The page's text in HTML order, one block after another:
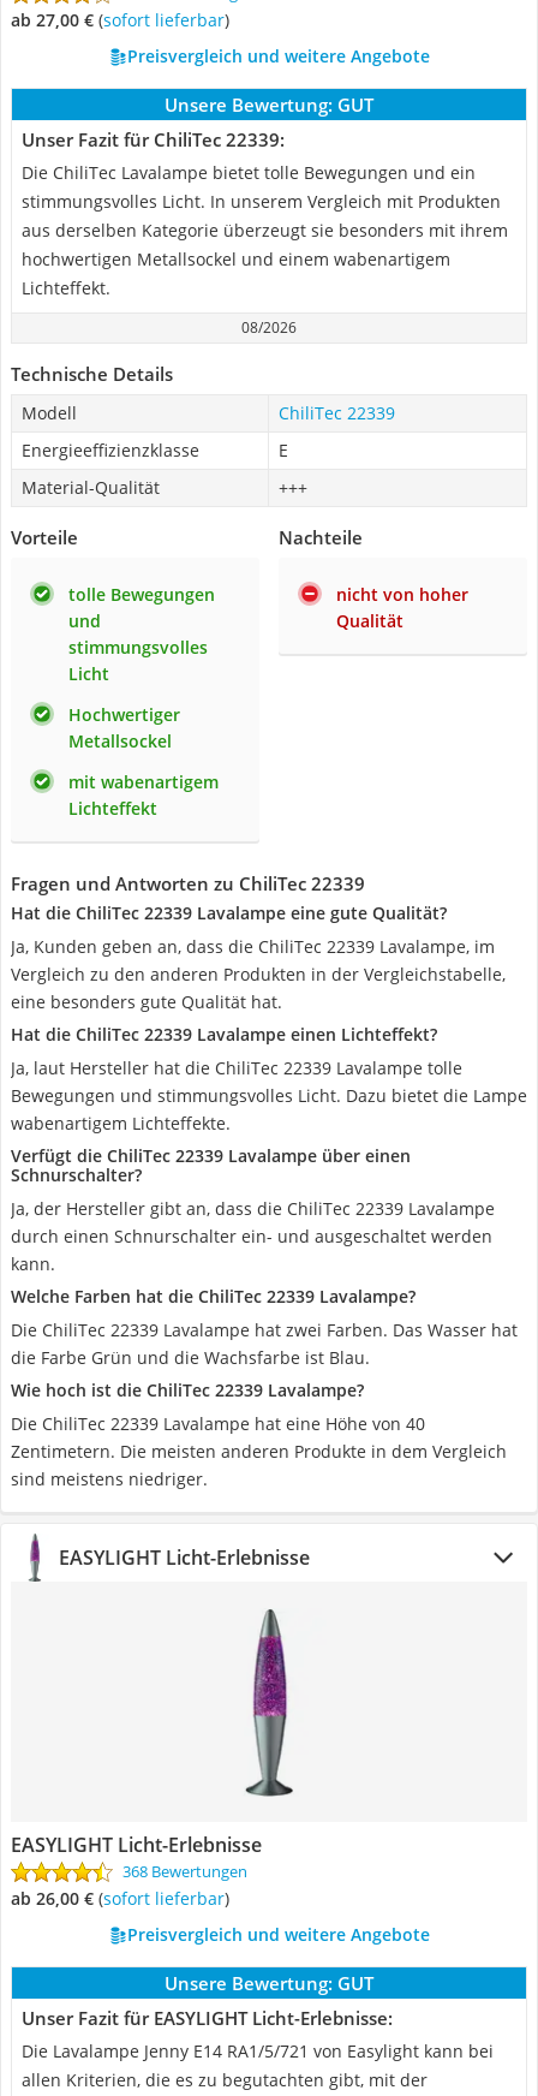
ab 27,00 € ( Sofort lieferbar)
Preisvergleich und weitere Angebote
Unsere Bewertung: GUT
Unser Fazit für ChiliTec 22339:
Die ChiliTec Lavalampe bietet tolle Bewegungen und ein
stimmungsvolles Licht. In unserem Vergleich mit Produkten
aus derselben Kategorie überzeugt sie besonders mit ihrem
hochwertigen Metallsockel und einem wabenartigem
Lichteffekt.
08/2026
Technische Details
Modell
ChiliTec 22339
Energieeffizienzklasse
E
Material-Qualität
+++
Vorteile
tolle Bewegungen
und
stimmungsvolles
Licht
Hochwertiger
Metallsockel
mit wabenartigem
Lichteffekt
Nachteile
nicht von hoher
Qualität
Fragen und Antworten zu ChiliTec 22339
Hat die ChiliTec 22339 Lavalampe eine gute Qualität?
Ja, Kunden geben an, dass die ChiliTec 22339 Lavalampe, im
Vergleich zu den anderen Produkten in der Vergleichstabelle,
eine besonders gute Qualität hat.
Hat die ChiliTec 22339 Lavalampe einen Lichteffekt?
Ja, laut Hersteller hat die ChiliTec 22339 Lavalampe tolle
Bewegungen und stimmungsvolles Licht. Dazu bietet die Lampe
wabenartigem Lichteffekte.
Verfügt die ChiliTec 22339 Lavalampe über einen
Schnurschalter?
Ja, der Hersteller gibt an, dass die ChiliTec 22339 Lavalampe
durch einen Schnurschalter ein- und ausgeschaltet werden
kann.
Welche Farben hat die ChiliTec 22339 Lavalampe?
Die ChiliTec 22339 Lavalampe hat zwei Farben. Das Wasser hat
die Farbe Grün und die Wachsfarbe ist Blau.
Wie hoch ist die ChiliTec 22339 Lavalampe?
Die ChiliTec 22339 Lavalampe hat eine Höhe von 40
Zentimetern. Die meisten anderen Produkte in dem Vergleich
sind meistens niedriger.
EASYLIGHT Licht-Erlebnisse
EASYLIGHT Licht-Erlebnisse
368 Bewertungen
ab 26,00 € ( Sofort lieferbar)
Preisvergleich und weitere Angebote
Unsere Bewertung: GUT
Unser Fazit für EASYLIGHT Licht-Erlebnisse:
Die Lavalampe Jenny E14 RA1/5/721 von Easylight kann bei
allen Kriterien, die es zu begutachten gibt, mit der